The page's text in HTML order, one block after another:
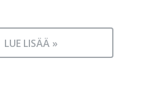
LUE LISÄÄ »